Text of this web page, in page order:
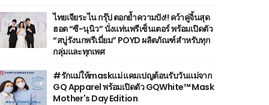
ไทยเจียระไน กรุ๊ป ตอกย้ำความปัง!! คว้าคู่จิ้นสุด
ฮอต “ซี-นุนิว” นั่งแท่นพรีเซ็นเตอร์ พร้อมเปิดตัว
“สบู่รังนกพรีเมี่ยม” POYD ผลิตภัณฑ์สำหรับทุก
กลุ่มและทุกเพศ
#รักแม่ให้maskแม่ แคมเปญต้อนรับวันแม่จาก
GQ Apparel พร้อมเปิดตัว GQWhite™ Mask
Mother's Day Edition